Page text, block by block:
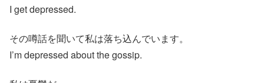
I get depressed.
その噂話を聞いて私は落ち込んでいます。
I’m depressed about the gossip.